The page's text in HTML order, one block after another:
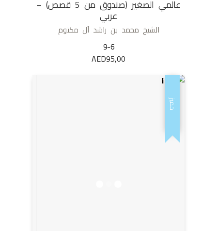
عالمي الصغير (صندوق من 5 قصص) –
عربي
الشيخ محمد بن راشد آل مكتوم
9-6
AED95,00
مميز